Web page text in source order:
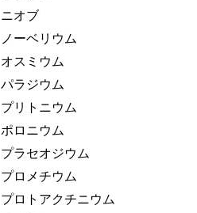
ニオブ
ノーベリウム
オスミウム
パラジウム
プリトニウム
ポロニウム
プラセオジウム
プロメチウム
プロトアクチニウム